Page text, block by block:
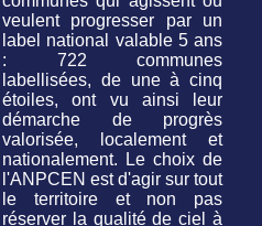
veulent progresser par un
label national valable 5 ans
: 722 communes
labellisées, de une à cinq
étoiles, ont vu ainsi leur
démarche de progrès
valorisée, localement et
nationalement. Le choix de
l'ANPCEN est d'agir sur tout
le territoire et non pas
réserver la qualité de ciel à